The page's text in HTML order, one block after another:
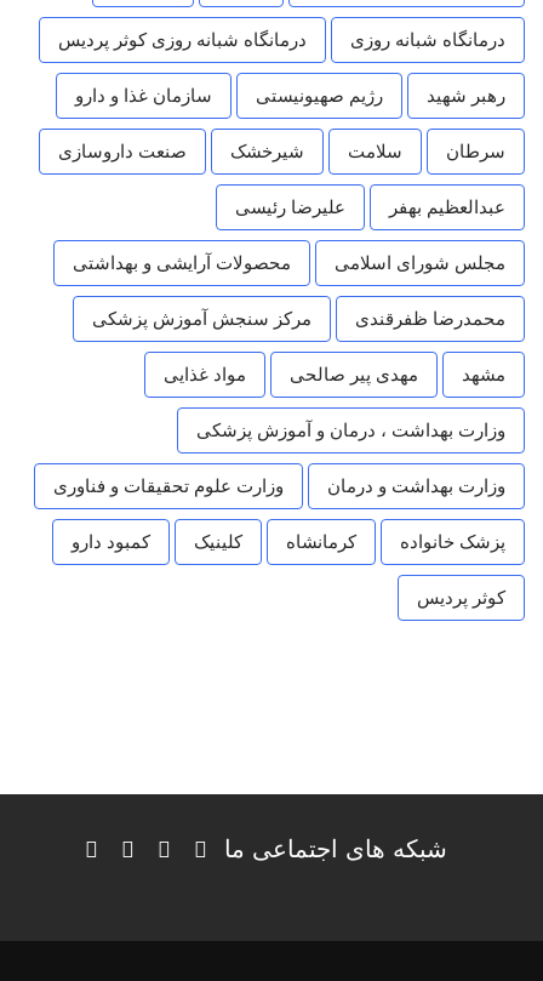
درمانگاه شبانه روزی درمانگاه شبانه روزی کوثر پردیس
رهبر شهید رژیم صهیونیستی سازمان غذا و دارو
سرطان سلامت شیرخشک صنعت داروسازی
عبدالعظیم بهفر علیرضا رئیسی
مجلس شورای اسلامی محصولات آرایشی و بهداشتی
محمدرضا ظفرقندی مرکز سنجش آموزش پزشکی
مشهد مهدی پیر صالحی مواد غذایی
وزارت بهداشت ، درمان و آموزش پزشکی
وزارت بهداشت و درمان وزارت علوم تحقیقات و فناوری
پزشک خانواده کرمانشاه کلینیک کمبود دارو
کوثر پردیس
شبکه های اجتماعی ما